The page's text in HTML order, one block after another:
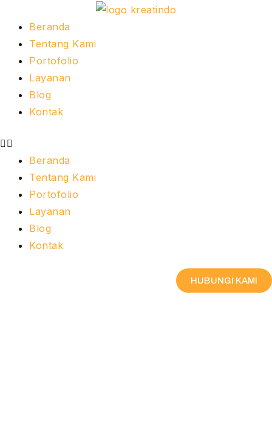
content
Beranda
Tentang Kami
Portofolio
Layanan
Blog
Kontak
Menu
Beranda
Tentang Kami
Portofolio
Layanan
Blog
Kontak
HUBUNGI KAMI